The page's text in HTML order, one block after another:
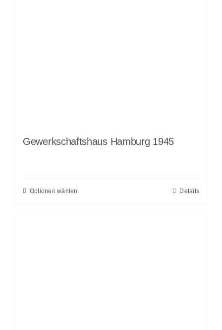
Gewerkschaftshaus Hamburg 1945
Optionen wählen Details